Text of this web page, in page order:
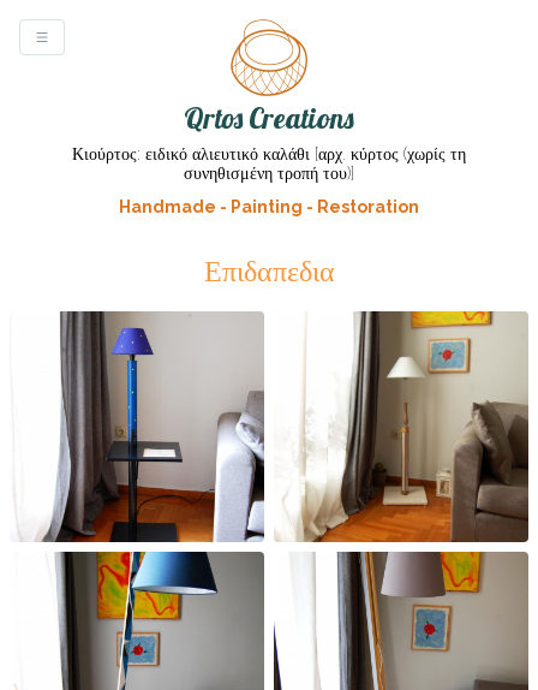
Qrtos Creations
Κιούρτος: ειδικό αλιευτικό καλάθι [αρχ. κύρτος (χωρίς τη
συνηθισμένη τροπή του)]
Handmade - Painting - Restoration
Επιδαπεδια